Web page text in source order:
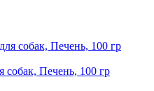
собак, Печень, 100 гр